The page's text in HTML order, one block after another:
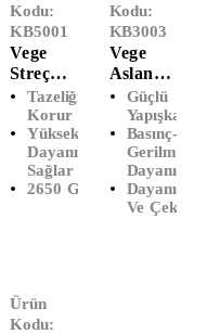
Kodu:
KB5001
Vege
Streç
Film (50
Cm X
300
Metre )
(17
Mikron)
Tazeliği
Korur
Yüksek
Dayanıklılık
Sağlar
2650 Gr
Kodu:
KB3003
Vege
Aslan
Koli
Bandı
(45 X 40
M)
Şeffaf
Güçlü
Yapışkan
Basınç-
Gerilmeye
Dayanıklı
Ve Çekmez
Ürün
Kodu: